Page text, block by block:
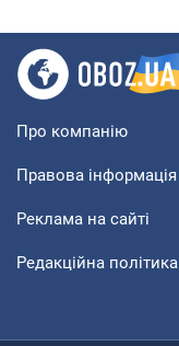
Про компанію
Правова інформація
Реклама на сайті
Редакційна політика